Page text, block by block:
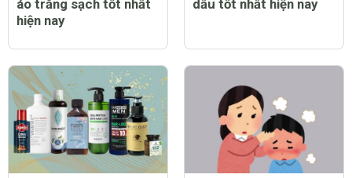
áo trắng sạch tốt nhất
hiện nay